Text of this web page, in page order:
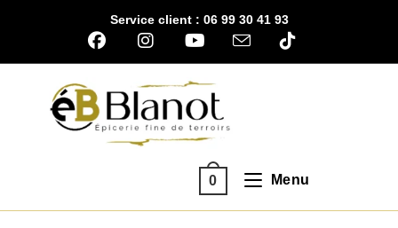
Service client : 06 99 30 41 93
0 Menu